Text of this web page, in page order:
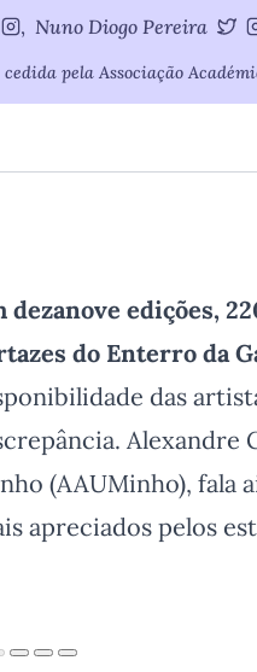
, Nuno Diogo Pereira
pela Associação
dezanove edições,
do Enterro da
das
Alexandre
(AAUMinho), fala
apreciados pelos